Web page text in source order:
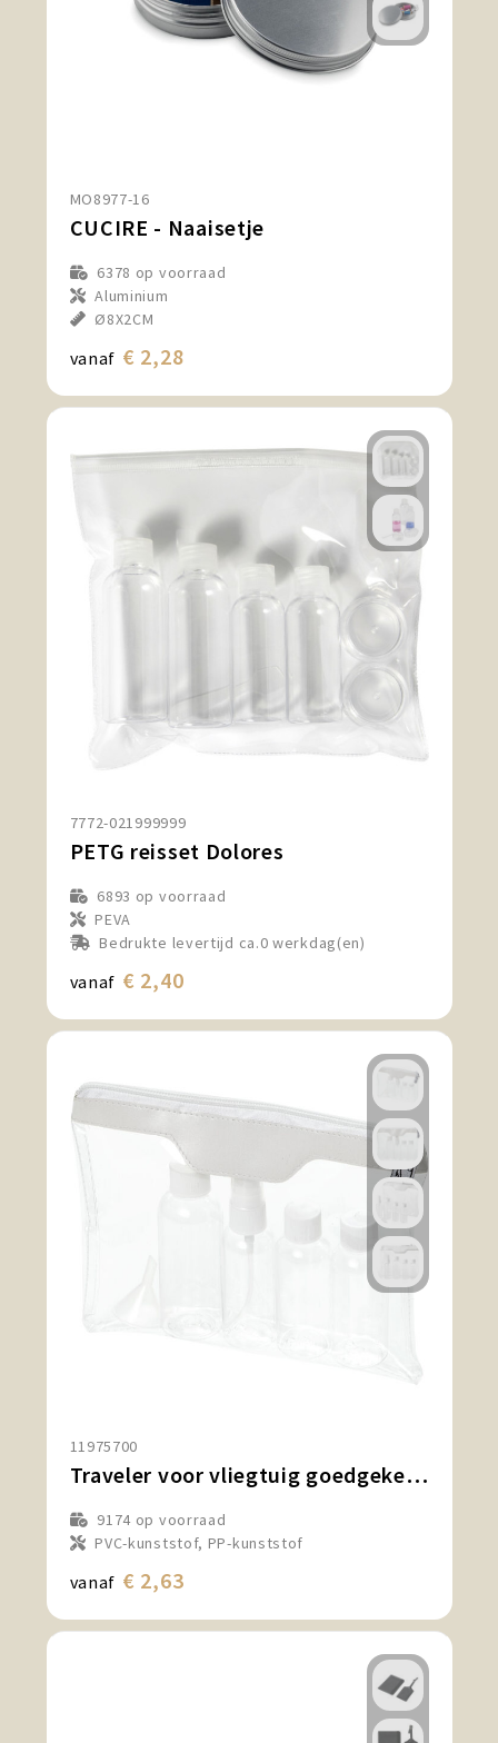
MO8977-16
CUCIRE - Naaisetje
6378 op voorraad
Aluminium
Ø8X2CM
vanaf € 2,28
7772-021999999
PETG reisset Dolores
6893 op voorraad
PEVA
Bedrukte levertijd ca.0 werkdag(en)
vanaf € 2,40
11975700
Traveler voor vliegtuig goedgekeurde reisset
9174 op voorraad
PVC-kunststof, PP-kunststof
vanaf € 2,63